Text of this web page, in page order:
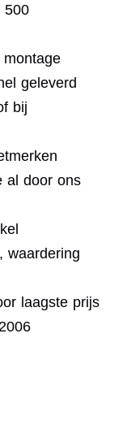
500
geleverd
bij
al door ons
waardering
laagste prijs